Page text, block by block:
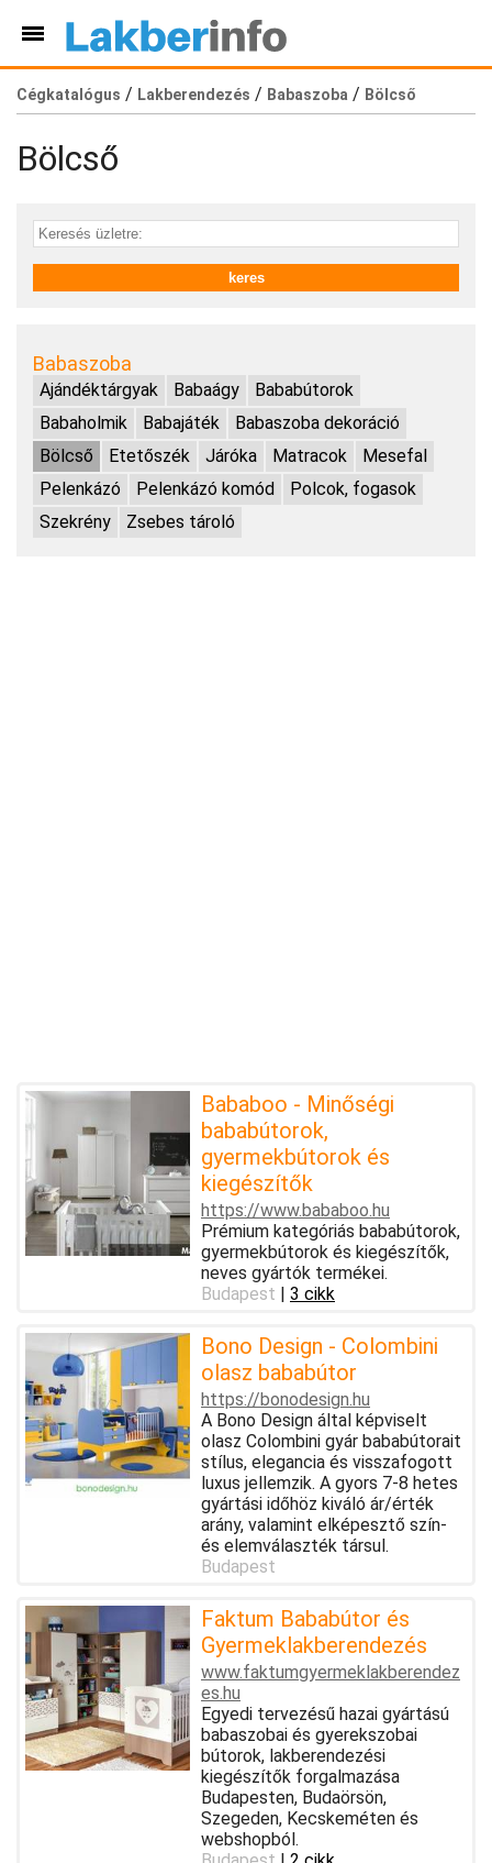
Cégkatalógus / Lakberendezés / Babaszoba / Bölcső
Bölcső
Babaszoba
Ajándéktárgyak Babaágy
Bababútorok
Babaholmik
Babajáték
Babaszoba dekoráció
Bölcső
Etetőszék Járóka Matracok
Mesefal
Pelenkázó
Pelenkázó komód
Polcok, fogasok
Szekrény
Zsebes tároló
Bababoo - Minőségi
bababútorok,
gyermekbútorok és
kiegészítők
https://www.bababoo.hu
Prémium kategóriás bababútorok,
gyermekbútorok és kiegészítők,
neves gyártók termékei.
Budapest | 3 cikk
Bono Design - Colombini
olasz bababútor
https://bonodesign.hu
A Bono Design által képviselt
olasz Colombini gyár bababútorait
stílus, elegancia és visszafogott
luxus jellemzik. A gyors 7-8 hetes
gyártási időhöz kiváló ár/érték
arány, valamint elképesztő szín-
és elemválaszték társul.
Budapest
Faktum Bababútor és
Gyermeklakberendezés
www.faktumgyermeklakberendez
es.hu
Egyedi tervezésű hazai gyártású
babaszobai és gyerekszobai
bútorok, lakberendezési
kiegészítők forgalmazása
Budapesten, Budaörsön,
Szegeden, Kecskeméten és
webshopból.